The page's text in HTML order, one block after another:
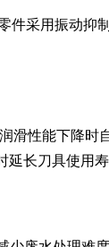
件采用振动抑
性能下降时
长刀具使用寿